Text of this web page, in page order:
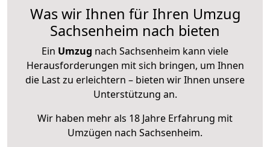
Was wir Ihnen für Ihren Umzug
Sachsenheim nach bieten
Ein Umzug nach Sachsenheim kann viele
Herausforderungen mit sich bringen, um Ihnen
die Last zu erleichtern – bieten wir Ihnen unsere
Unterstützung an.
Wir haben mehr als 18 Jahre Erfahrung mit
Umzügen nach Sachsenheim.